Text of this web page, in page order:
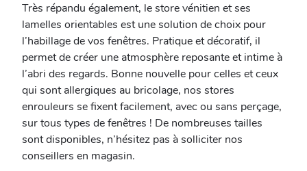
Très répandu également, le store vénitien et ses
lamelles orientables est une solution de choix pour
l’habillage de vos fenêtres. Pratique et décoratif, il
permet de créer une atmosphère reposante et intime à
l’abri des regards. Bonne nouvelle pour celles et ceux
qui sont allergiques au bricolage, nos stores
enrouleurs se fixent facilement, avec ou sans perçage,
sur tous types de fenêtres ! De nombreuses tailles
sont disponibles, n’hésitez pas à solliciter nos
conseillers en magasin.